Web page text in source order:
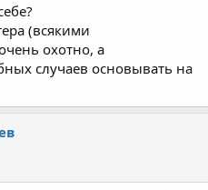
(всякими
охотно, а
случаев основывать на